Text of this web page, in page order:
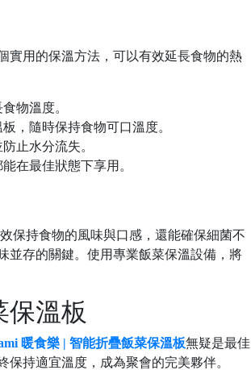
實用的保溫方法，可以有效延長食物的熱
物溫度。
，隨時保持食物可口溫度。
止水分流失。
在最佳狀態下享用。
保持食物的風味與口感，還能確保細菌不
並存的關鍵。使用專業飯菜保溫設備，將
保溫板
暖食樂 | 智能折疊飯菜保溫板無疑是最佳
持適宜溫度，成為聚會的完美夥伴。